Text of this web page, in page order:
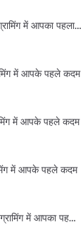
पाइथन की बुनियादें: प्रोग्रामिंग में आपका पहला कदम
में आपके पहले कदम
में आपके पहले कदम
में आपके पहले कदम
Python मूल बातें: प्रोग्रामिंग में आपका पहला कदम